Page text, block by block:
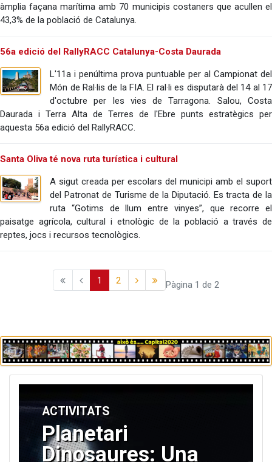
àmplia façana marítima amb 70 municipis costaners que acullen el
43,3% de la població de Catalunya.
56a edició del RallyRACC Catalunya-Costa Daurada
L'11a i penúltima prova puntuable per al Campionat del
Món de Ral·lis de la FIA. El ral·li es disputarà del 14 al 17
d'octubre per les vies de Tarragona. Salou, Costa
Daurada i Terra Alta de Terres de l'Ebre punts estratègics per
aquesta 56a edició del RallyRACC.
Santa Oliva té nova ruta turística i cultural
A sigut creada per escolars del municipi amb el suport
del Patronat de Turisme de la Diputació. Es tracta de la
ruta “Gotims de llum entre vinyes”, que recorre el
paisatge agrícola, cultural i etnològic de la població a través de
reptes, jocs i recursos tecnològics.
1 2 Pàgina 1 de 2
ACTIVITATS
Planetari
Dinosaures: Una